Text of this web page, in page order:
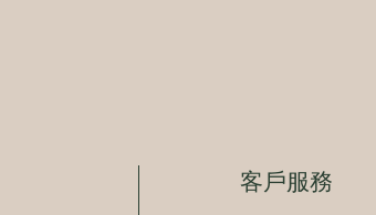
客戶服務